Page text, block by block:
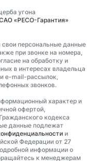
угона
«РЕСО-Гарантия»
персональные данные
при звонке на номера,
на обработку и
в интересах владельца
e-mail-рассылок,
звонков.
характер и
офертой,
кодекса
данные подлежат
и
Федерации от 27
информации о
к менеджерам